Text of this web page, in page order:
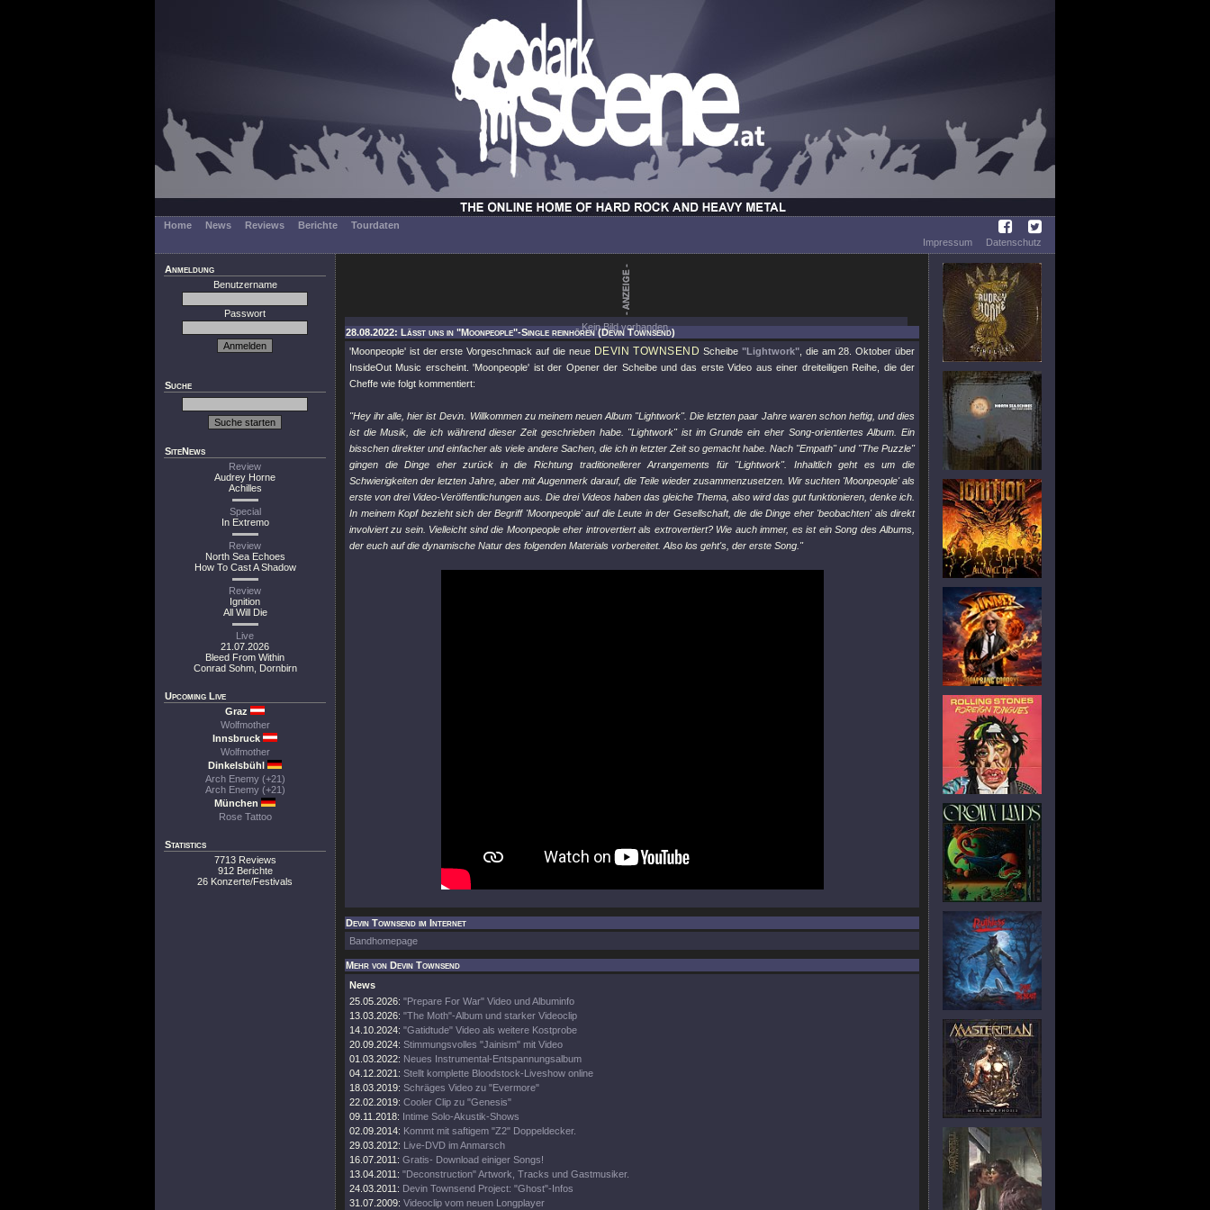
Home News Reviews Berichte
Tourdaten
Impressum
Datenschutz
Anmeldung
Benutzername
Passwort
Suche
SiteNews
Review
Audrey Horne
Achilles
Special
In Extremo
Review
North Sea Echoes
How To Cast A Shadow
Review
Ignition
All Will Die
Live
21.07.2026
Bleed From Within
Conrad Sohm, Dornbirn
Upcoming Live
Graz
Wolfmother
Innsbruck
Wolfmother
Dinkelsbühl
Arch Enemy (+21)
Arch Enemy (+21)
München
Rose Tattoo
Statistics
7713 Reviews
912 Berichte
26 Konzerte/Festivals
Kein Bild vorhanden.
28.08.2022: Lässt uns in "Moonpeople"-Single reinhören (Devin Townsend)
'Moonpeople' ist der erste Vorgeschmack auf die neue DEVIN TOWNSEND Scheibe "Lightwork", die am 28. Oktober über
InsideOut Music erscheint. 'Moonpeople' ist der Opener der Scheibe und das erste Video aus einer dreiteiligen Reihe, die der
Cheffe wie folgt kommentiert:
"Hey ihr alle, hier ist Devin. Willkommen zu meinem neuen Album "Lightwork". Die letzten paar Jahre waren schon heftig, und dies
ist die Musik, die ich während dieser Zeit geschrieben habe. "Lightwork" ist im Grunde ein eher Song-orientiertes Album. Ein
bisschen direkter und einfacher als viele andere Sachen, die ich in letzter Zeit so gemacht habe. Nach "Empath" und "The Puzzle"
gingen die Dinge eher zurück in die Richtung traditionellerer Arrangements für "Lightwork". Inhaltlich geht es um die
Schwierigkeiten der letzten Jahre, aber mit Augenmerk darauf, die Teile wieder zusammenzusetzen. Wir suchten 'Moonpeople' als
erste von drei Video-Veröffentlichungen aus. Die drei Videos haben das gleiche Thema, also wird das gut funktionieren, denke ich.
In meinem Kopf bezieht sich der Begriff 'Moonpeople' auf die Leute in der Gesellschaft, die die Dinge eher 'beobachten' als direkt
involviert zu sein. Vielleicht sind die Moonpeople eher introvertiert als extrovertiert? Wie auch immer, es ist ein Song des Albums,
der euch auf die dynamische Natur des folgenden Materials vorbereitet. Also los geht's, der erste Song."
Devin Townsend im Internet
Bandhomepage
Mehr von Devin Townsend
News
25.05.2026: "Prepare For War" Video und Albuminfo
13.03.2026: "The Moth"-Album und starker Videoclip
14.10.2024: "Gatidtude" Video als weitere Kostprobe
20.09.2024: Stimmungsvolles "Jainism" mit Video
01.03.2022: Neues Instrumental-Entspannungsalbum
04.12.2021: Stellt komplette Bloodstock-Liveshow online
18.03.2019: Schräges Video zu "Evermore"
22.02.2019: Cooler Clip zu "Genesis"
09.11.2018: Intime Solo-Akustik-Shows
02.09.2014: Kommt mit saftigem "Z2" Doppeldecker.
29.03.2012: Live-DVD im Anmarsch
16.07.2011: Gratis- Download einiger Songs!
13.04.2011: "Deconstruction" Artwork, Tracks und Gastmusiker.
24.03.2011: Devin Townsend Project: "Ghost"-Infos
31.07.2009: Videoclip vom neuen Longplayer